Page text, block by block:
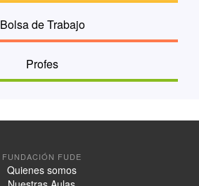
Bolsa de Trabajo
Profes
FUNDACIÓN FUDE
Quienes somos